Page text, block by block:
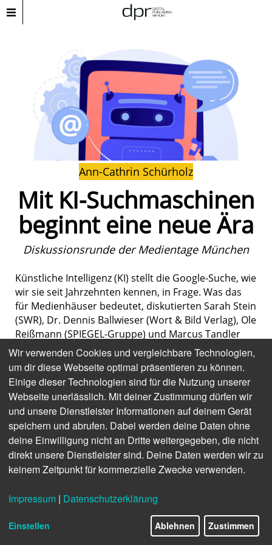
Ann-Cathrin Schürholz
Mit KI-Suchmaschinen
beginnt eine neue Ära
Diskussionsrunde der Medientage München
Künstliche Intelligenz (KI) stellt die Google-Suche, wie
wir sie seit Jahrzehnten kennen, in Frage. Was das
für Medienhäuser bedeutet, diskutierten Sarah Stein
(SWR), Dr. Dennis Ballwieser (Wort & Bild Verlag), Ole
Reißmann (SPIEGEL-Gruppe) und Marcus Tandler
(Ryte) im Rahmen der MEDIENTAGE MÜNCHEN.
Wolfgang Kerler (1E9) moderierte die vom
MedienNetzwerk Bayern Thinktank initiierte
Diskussionsrunde.
Wir verwenden Cookies und vergleichbare Technologien,
um dir diese Webseite optimal präsentieren zu können.
Einige dieser Technologien sind für die Nutzung unserer
Webseite unerlässlich. Mit deiner Zustimmung dürfen wir
und unsere Dienstleister Informationen auf deinem Gerät
speichern und abrufen. Dabei werden deine Daten ohne
deine Einwilligung nicht an Dritte weitergegeben, die nicht
direkt unsere Dienstleister sind. Deine Daten werden wir zu
keinem Zeitpunkt für kommerzielle Zwecke verwenden.
Impressum | Datenschutzerklärung
Einstellen Ablehnen Zustimmen